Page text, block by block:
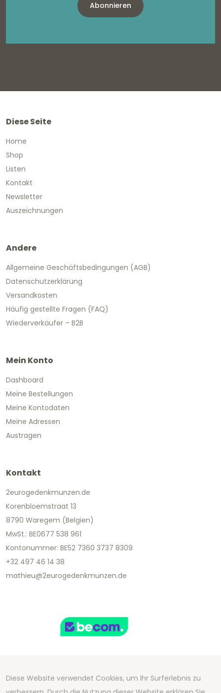
Abonnieren
Diese Seite
Home
Shop
Listen
Kontakt
Newsletter
Auszeichnungen
Andere
Allgemeine Geschäftsbedingungen (AGB)
Datenschutzerklärung
Versandkosten
Häufig gestellte Fragen (FAQ)
Wiederverkäufer – B2B
Mein Konto
Dashboard
Meine Bestellungen
Meine Kontodaten
Meine Adressen
Austragen
Kontakt
2eurogedenkmunzen.de
Korenbloemstraat 13
8790 Waregem (Belgien)
MwSt.: BE0677 538 961
Kontonummer: BE52 7360 3737 8309
+32 497 46 14 38
mathieu@2eurogedenkmunzen.de
Copyright 2026 We Can Do Better Online BV
Diese Website verwendet Cookies, um Ihr Surferlebnis zu